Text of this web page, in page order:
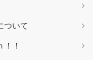
ついて
！